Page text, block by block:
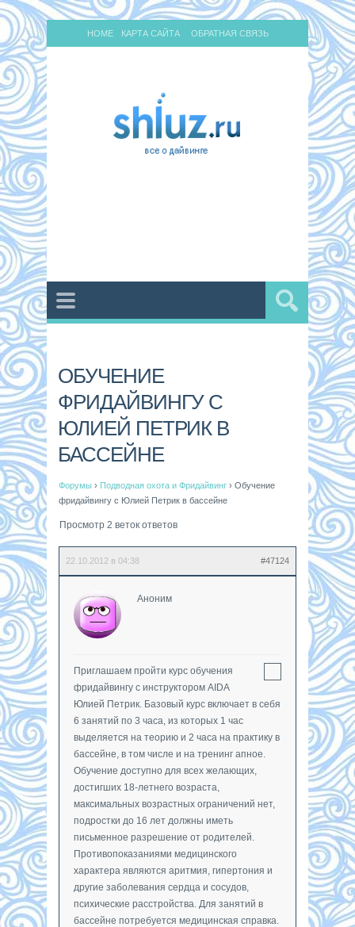
HOME КАРТА САЙТА ОБРАТНАЯ СВЯЗЬ
ОБУЧЕНИЕ
ФРИДАЙВИНГУ С
ЮЛИЕЙ ПЕТРИК В
БАССЕЙНЕ
Форумы › Подводная охота и Фридайвинг › Обучение
фридайвингу с Юлией Петрик в бассейне
Просмотр 2 веток ответов
22.10.2012 в 04:38 #47124
Аноним
Приглашаем пройти курс обучения
фридайвингу с инструктором AIDA
Юлией Петрик. Базовый курс включает в себя
6 занятий по 3 часа, из которых 1 час
выделяется на теорию и 2 часа на практику в
бассейне, в том числе и на тренинг апное.
Обучение доступно для всех желающих,
достигших 18-летнего возраста,
максимальных возрастных ограничений нет,
подростки до 16 лет должны иметь
письменное разрешение от родителей.
Противопоказаниями медицинского
характера являются аритмия, гипертония и
другие заболевания сердца и сосудов,
психические расстройства. Для занятий в
бассейне потребуется медицинская справка.